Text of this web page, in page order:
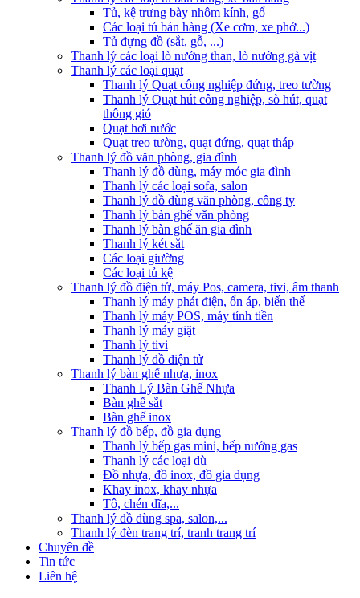
Tủ, kệ trưng bày nhôm kính, gổ
Các loại tủ bán hàng (Xe cơm, xe phở...)
Tủ đựng đồ (sắt, gỗ, ...)
Thanh lý các loại lò nướng than, lò nướng gà vịt
Thanh lý các loại quạt
Thanh lý Quạt công nghiệp đứng, treo tường
Thanh lý Quạt hút công nghiệp, sò hút, quạt
thông gió
Quạt hơi nước
Quạt treo tường, quạt đứng, quạt tháp
Thanh lý đồ văn phòng, gia đình
Thanh lý đồ dùng, máy móc gia đình
Thanh lý các loại sofa, salon
Thanh lý đồ dùng văn phòng, công ty
Thanh lý bàn ghế văn phòng
Thanh lý bàn ghế ăn gia đình
Thanh lý két sắt
Các loại giường
Các loại tủ kệ
Thanh lý đồ điện tử, máy Pos, camera, tivi, âm thanh
Thanh lý máy phát điện, ổn áp, biến thế
Thanh lý máy POS, máy tính tiền
Thanh lý máy giặt
Thanh lý tivi
Thanh lý đồ điện tử
Thanh lý bàn ghế nhựa, inox
Thanh Lý Bàn Ghế Nhựa
Bàn ghế sắt
Bàn ghế inox
Thanh lý đồ bếp, đồ gia dụng
Thanh lý bếp gas mini, bếp nướng gas
Thanh lý các loại dù
Đồ nhựa, đồ inox, đồ gia dụng
Khay inox, khay nhựa
Tô, chén dĩa,...
Thanh lý đồ dùng spa, salon,...
Thanh lý đèn trang trí, tranh trang trí
Chuyên đề
Tin tức
Liên hệ